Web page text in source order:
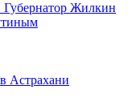
Губернатор Жилкин
Астрахани